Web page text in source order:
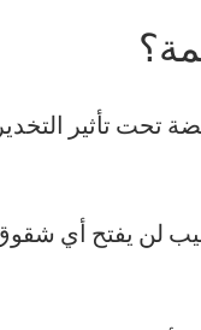
تحت تأثير
لن يفتح أي